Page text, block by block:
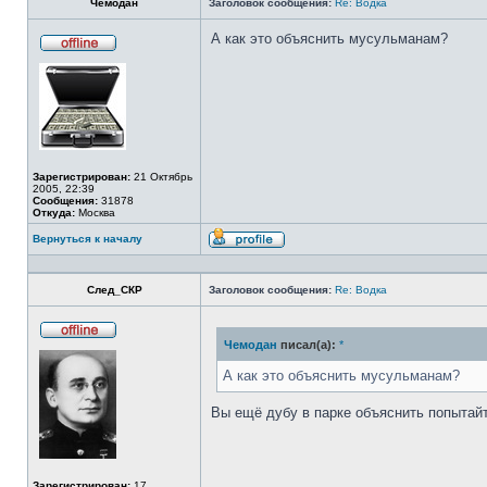
Чемодан
Заголовок сообщения: Re: Водка
в
сети
Зарегистрирован: 21 Октябрь
2005, 22:39
Сообщения: 31878
Откуда: Москва
А как это объяснить мусульманам?
Вернуться к началу
Профиль
След_СКР
Заголовок сообщения: Re: Водка
Чемодан писал(а): *
А как это объяснить мусульманам?
Вы ещё дубу в парке объяснить